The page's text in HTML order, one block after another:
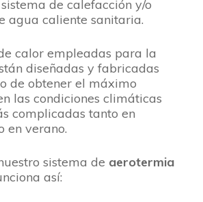
de calefacción y/o
agua caliente sanitaria.
calor empleadas para la
diseñadas y fabricadas
de obtener el máximo
las condiciones climáticas
complicadas tanto en
en verano.
sistema de aerotermia
así: